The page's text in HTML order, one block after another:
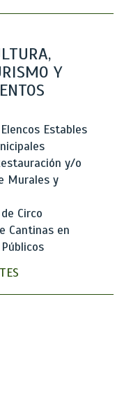
Y
Estables
y/o
Murales y
Circo
Cantinas en